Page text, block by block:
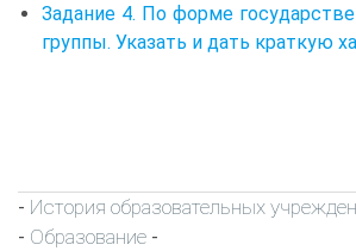
Задание 4. По форме
группы. Указать и дать краткую
- История образовательных
- Образование -